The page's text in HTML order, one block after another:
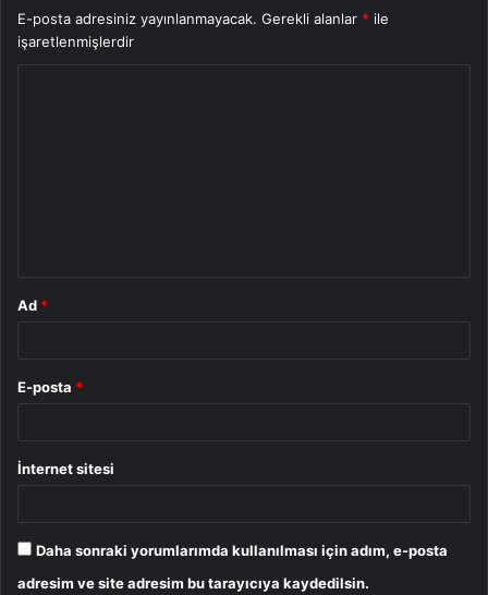
E-posta adresiniz yayınlanmayacak. Gerekli alanlar * ile
işaretlenmişlerdir
Ad *
E-posta *
İnternet sitesi
Daha sonraki yorumlarımda kullanılması için adım, e-posta
adresim ve site adresim bu tarayıcıya kaydedilsin.